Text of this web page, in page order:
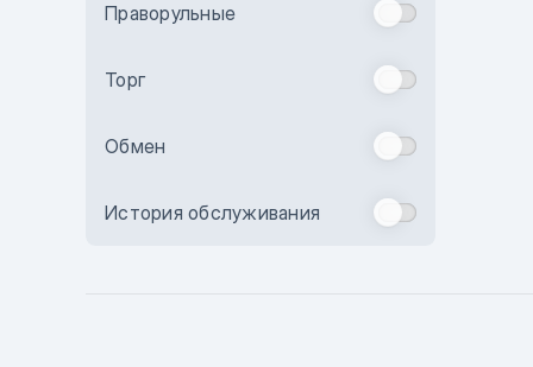
Бежевый
Комбинированный
Праворульные
Торг
Обмен
История обслуживания